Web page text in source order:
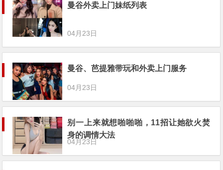
曼谷外卖上门妹纸列表
04月23日
曼谷、芭提雅带玩和外卖上门服务
04月23日
别一上来就想啪啪啪，11招让她欲火焚
身的调情大法
04月23日